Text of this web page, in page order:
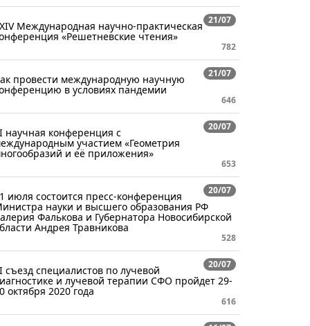
21/07
Международная научно-практическая
«Решетневские чтения»
782
21/07
провести международную научную
в условиях пандемии
646
20/07
научная конференция с
участием «Геометрия
и её приложения»
653
20/07
июля состоится пресс-конференция
науки и высшего образования РФ
Фалькова и Губернатора Новосибирской
Андрея Травникова
528
20/07
съезд специалистов по лучевой
и лучевой терапии СФО пройдет 29-
октября 2020 года
616